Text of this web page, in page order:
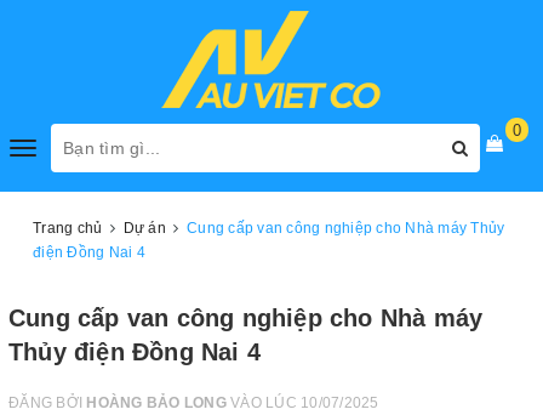
Toggle
0
Trang chủ Dự án
Cung cấp van công nghiệp cho Nhà máy Thủy
điện Đồng Nai 4
Cung cấp van công nghiệp cho Nhà máy
Thủy điện Đồng Nai 4
ĐĂNG BỞI HOÀNG BẢO LONGVÀO LÚC 10/07/2025